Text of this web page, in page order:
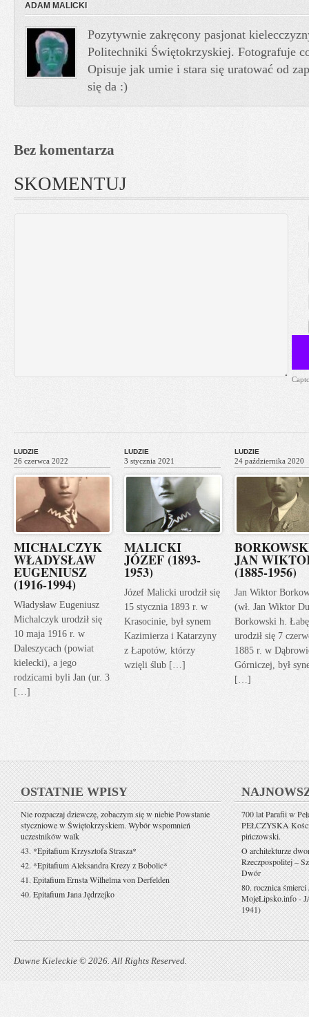
ADAM MALICKI
Pozytywnie zakręcony pasjonat
Politechniki Świętokrzyskiej. Fotografuje
Opisuje jak umie i stara się uratować od
się da :)
Bez komentarza
SKOMENTUJ
LUDZIE
26 czerwca 2022
MICHALCZYK
WŁADYSŁAW
EUGENIUSZ
(1916-1994)
Władysław Eugeniusz
Michalczyk urodził się
10 maja 1916 r. w
Daleszycach (powiat
kielecki), a jego
rodzicami byli Jan (ur. 3
[…]
LUDZIE
3 stycznia 2021
MALICKI
JÓZEF (1893-
1953)
Józef Malicki urodził się
15 stycznia 1893 r. w
Krasocinie, był synem
Kazimierza i Katarzyny
z Łapotów, którzy
wzięli ślub […]
LUDZIE
24 października 2020
JAN
(1885-1956)
Jan Wiktor
(wł. Jan Wiktor
Borkowski h.
urodził się 7
1885 r. w
Górniczej, był
[…]
OSTATNIE WPISY
Nie rozpaczaj dziewczę, zobaczym się w niebie Powstanie
styczniowe w Świętokrzyskiem. Wybór wspomnień
uczestników walk
43. *Epitafium Krzysztofa Strasza*
42. *Epitafium Aleksandra Krezy z Bobolic*
41. Epitafium Ernsta Wilhelma von Derfelden
40. Epitafium Jana Jędrzejko
700 lat Parafii w
PEŁCZYSKA
pińczowski.
O architekturze
Rzeczpospolitej –
Dwór
80. rocznica
MojeLipsko.info-
1941)
Dawne Kieleckie © 2026. All Rights Reserved.